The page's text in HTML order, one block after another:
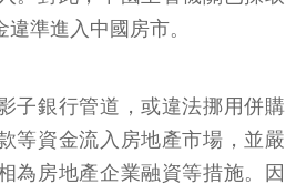
準進入中國房市。
子銀行管道，或違法挪用併購
等資金流入房地產市場，並嚴
為房地產企業融資等措施。因